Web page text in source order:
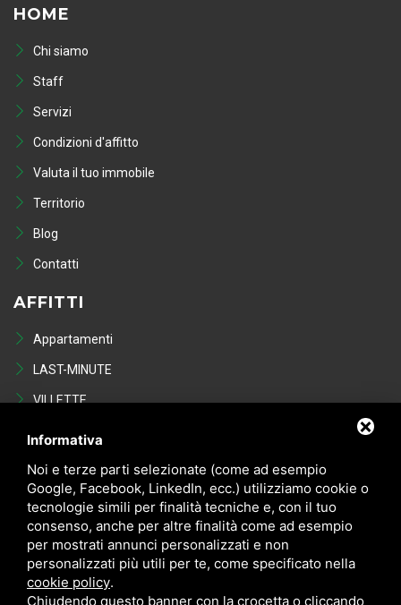
HOME
Chi siamo
Staff
Servizi
Condizioni d'affitto
Valuta il tuo immobile
Territorio
Blog
Contatti
AFFITTI
Appartamenti
LAST-MINUTE
VILLETTE
Last Minute
VENDITE
Appartamenti
VILLETTE
NEGOZI
POSTI AUTO - GARAGE
Informativa
Noi e terze parti selezionate (come ad esempio
Google, Facebook, LinkedIn, ecc.) utilizziamo cookie o
tecnologie simili per finalità tecniche e, con il tuo
consenso, anche per altre finalità come ad esempio
per mostrati annunci personalizzati e non
personalizzati più utili per te, come specificato nella
cookie policy.
Chiudendo questo banner con la crocetta o cliccando